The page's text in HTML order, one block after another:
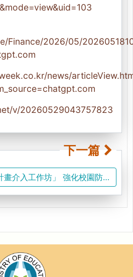
Finance/2026/05/
news/
v/20260529043757823
下一篇
畫介入工作坊」 強化校園防治自我